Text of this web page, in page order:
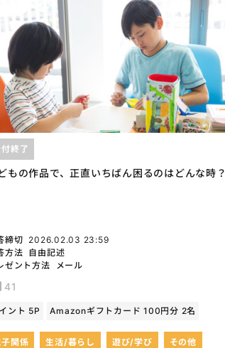
もの作品で、正直いちばん困るのはどんな時？
終了
締切 2026.02.03 23:59
方法 自由記述
ゼント方法
メール
41
ント 5P Amazonギフトカード 100円分 2名
関係 生活/暮らし 遊び/学び その他